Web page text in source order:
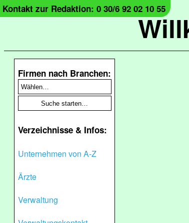
Kontakt zur Redaktion: 0 30/6 92 02 10 55
Firmen nach Branchen:
Verzeichnisse & Infos:
Unternehmen von A-Z
Ärzte
Verwaltung